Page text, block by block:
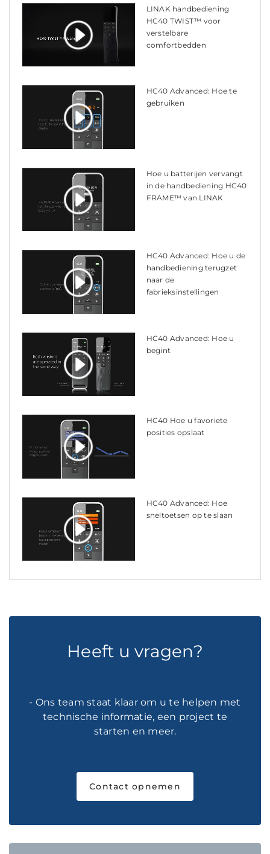
LINAK handbediening
HC40 TWIST™ voor
verstelbare
comfortbedden
HC40 Advanced: Hoe te
gebruiken
Hoe u batterijen vervangt
in de handbediening HC40
FRAME™ van LINAK
HC40 Advanced: Hoe u de
handbediening terugzet
naar de
fabrieksinstellingen
HC40 Advanced: Hoe u
begint
HC40 Hoe u favoriete
posities opslaat
HC40 Advanced: Hoe
sneltoetsen op te slaan
Heeft u vragen?
- Ons team staat klaar om u te helpen met
technische informatie, een project te
starten en meer.
Contact opnemen